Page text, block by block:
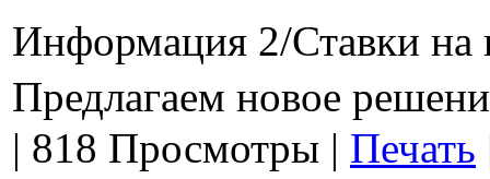
Информация 2/Ставки на
Предлагаем новое
| 818 Просмотры | Печать